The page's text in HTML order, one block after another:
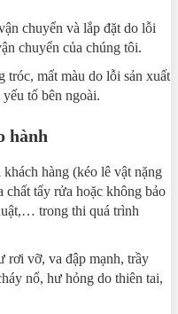
chuyển và lắp đặt do lỗi
chuyển của chúng tôi.
tróc, mất màu do lỗi sản xuất
tố bên ngoài.
hành
hàng (kéo lê vật nặng
chất tẩy rửa hoặc không bảo
trong thi quá trình
rơi vỡ, va đập mạnh, trầy
nổ, hư hỏng do thiên tai,